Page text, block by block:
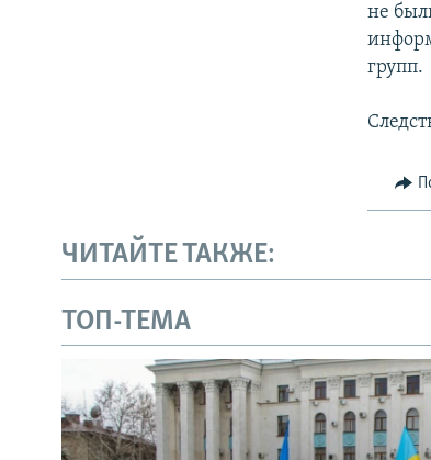
не
групп.
ЧИТАЙТЕ ТАКЖЕ:
ТОП-ТЕМА